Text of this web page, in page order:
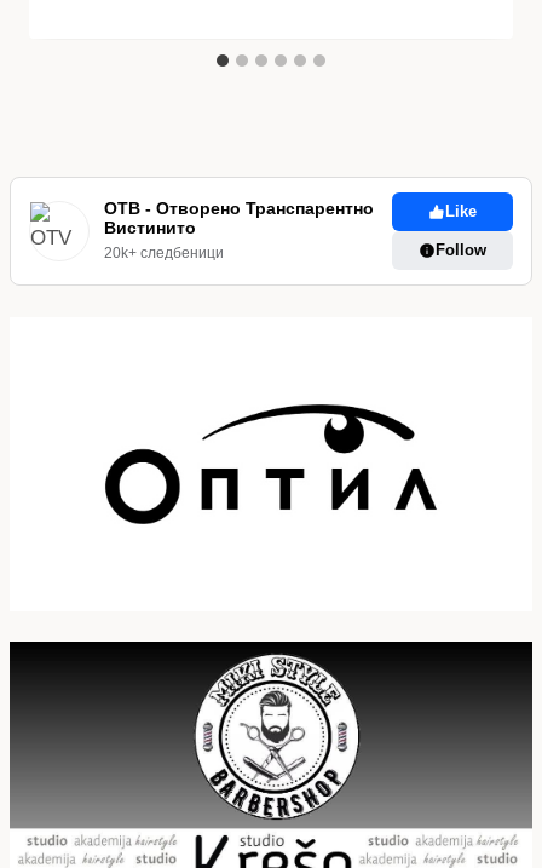
ОТВ - Отворено Транспарентно
Вистинито
20k+ следбеници
Like
Follow